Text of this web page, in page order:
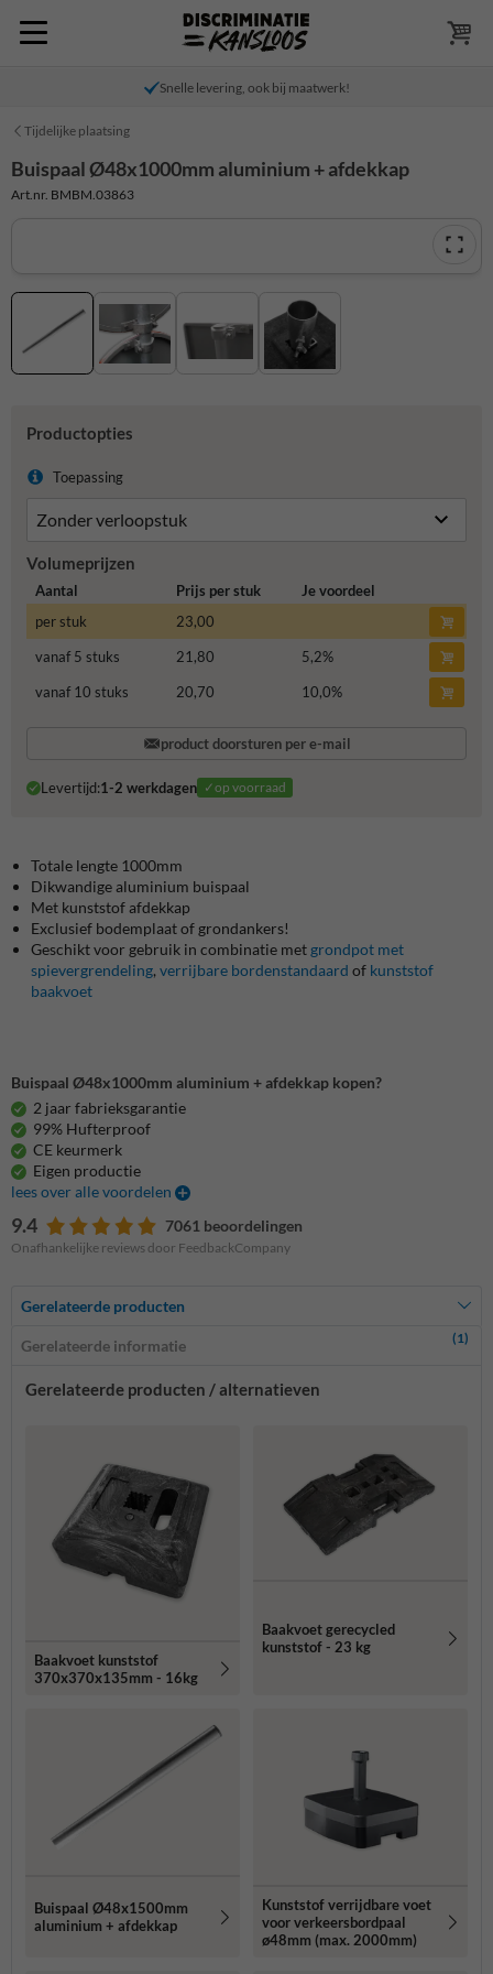
Snelle levering, ook bij maatwerk!
Tijdelijke plaatsing
Buispaal Ø48x1000mm aluminium + afdekkap
Art.nr. BMBM.03863
Productopties
Toepassing
Volumeprijzen
Aantal Prijs per stuk
Je voordeel
per stuk
23,00
vanaf 5 stuks
21,80 5,2%
vanaf 10 stuks
20,70 10,0%
product doorsturen per e-mail
Levertijd:1-2 werkdagen ✓op voorraad
Totale lengte 1000mm
Dikwandige aluminium buispaal
Met kunststof afdekkap
Exclusief bodemplaat of grondankers!
Geschikt voor gebruik in combinatie met grondpot met
spievergrendeling, verrijbare bordenstandaard of kunststof
baakvoet
Buispaal Ø48x1000mm aluminium + afdekkap kopen?
2 jaar fabrieksgarantie
99% Hufterproof
CE keurmerk
Eigen productie
lees over alle voordelen
9.4 7061 beoordelingen
Onafhankelijke reviews door FeedbackCompany
Gerelateerde producten
Gerelateerde informatie (1)
Gerelateerde producten / alternatieven
Baakvoet kunststof
370x370x135mm - 16kg
Baakvoet gerecycled
kunststof - 23 kg
Buispaal Ø48x1500mm
aluminium + afdekkap
Kunststof verrijdbare voet
voor verkeersbordpaal
ø48mm (max. 2000mm)